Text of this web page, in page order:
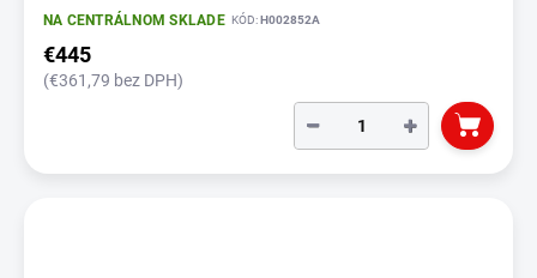
NA CENTRÁLNOM SKLADE KÓD: H002852A
€445
(€361,79 bez DPH)
+
−